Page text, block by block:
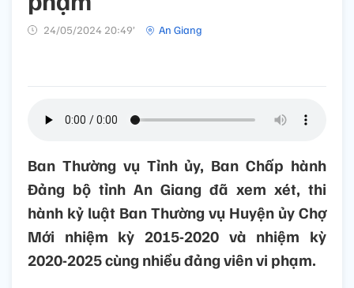
24/05/2024 20:49’ An Giang
Ban Thường vụ Tỉnh ủy, Ban Chấp hành
Đảng bộ tỉnh An Giang đã xem xét, thi
hành kỷ luật Ban Thường vụ Huyện ủy Chợ
Mới nhiệm kỳ 2015-2020 và nhiệm kỳ
2020-2025 cùng nhiều đảng viên vi phạm.